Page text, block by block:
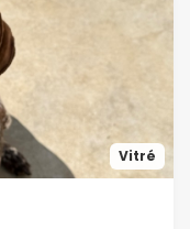
Vitré